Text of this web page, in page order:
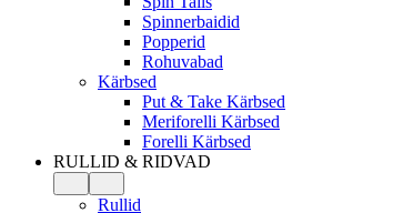
Spinnerbaidid
Popperid
Rohuvabad
Kärbsed
Put & Take Kärbsed
Meriforelli Kärbsed
Forelli Kärbsed
RULLID & RIDVAD
Rullid